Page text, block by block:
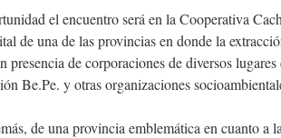
el encuentro será en la Cooperativa
de una de las provincias en donde la
presencia de corporaciones de diversos
Be.Pe. y otras organizaciones
de una provincia emblemática en cuanto a